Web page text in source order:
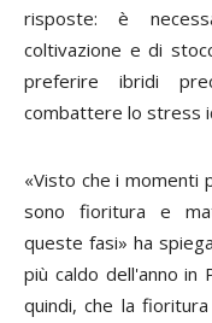
risposte: è
coltivazione e di
preferire ibridi
combattere lo stress
«Visto che i momenti
sono fioritura e
queste fasi» ha
più caldo dell'anno in
quindi, che la